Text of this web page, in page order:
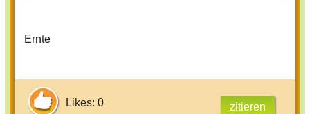
Ernte
Likes: 0 zitieren